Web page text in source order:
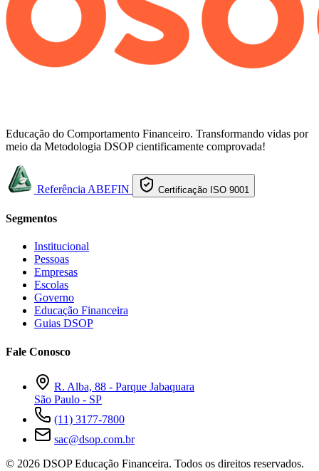
Educação do Comportamento Financeiro. Transformando vidas por
meio da Metodologia DSOP cientificamente comprovada!
Referência ABEFIN Certificação ISO 9001
Segmentos
Institucional
Pessoas
Empresas
Escolas
Governo
Educação Financeira
Guias DSOP
Fale Conosco
R. Alba, 88 - Parque Jabaquara
São Paulo - SP
(11) 3177-7800
sac@dsop.com.br
© 2026 DSOP Educação Financeira. Todos os direitos reservados.